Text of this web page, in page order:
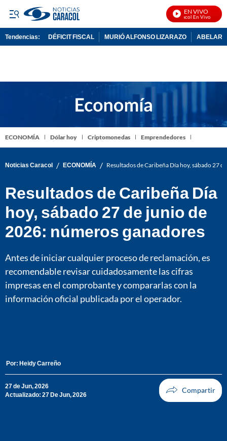
EN VIVO
Noticias Caracol En Vivo
Tendencias: DÉFICIT FISCAL MURIÓ ALFONSO LIZARAZO
ECONOMÍA Dólar hoy Criptomonedas Emprendedores
Noticias Caracol / ECONOMÍA / Resultados de Caribeña Día hoy, sábado 27
Resultados de Caribeña Día
hoy, sábado 27 de junio de
2026: números ganadores
Antes de iniciar cualquier proceso de reclamación, es
recomendable revisar cuidadosamente las cifras
impresas en el comprobante y compararlas con la
información oficial publicada por el operador.
Por: Heidy Carreño
27 de Jun, 2026
Actualizado: 27 De Jun, 2026